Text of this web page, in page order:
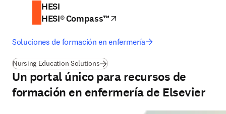
HESI
HESI® Compass™
Soluciones de formación en enfermería
Nursing Education Solutions
Un portal único para recursos de
formación en enfermería de Elsevier